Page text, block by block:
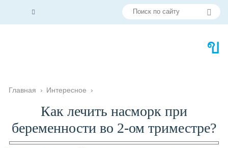
Главная › Интересное ›
Как лечить насморк при
беременности во 2-ом триместре?